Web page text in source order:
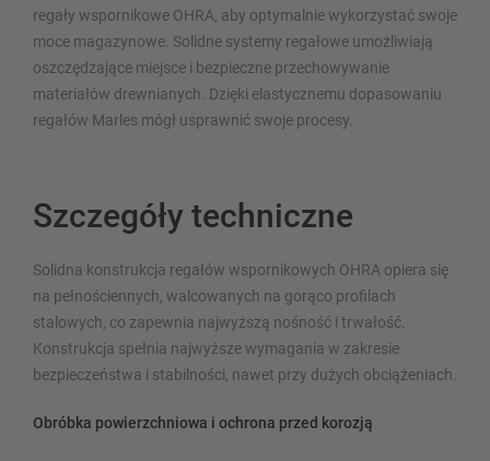
regały wspornikowe OHRA, aby optymalnie wykorzystać swoje
moce magazynowe. Solidne systemy regałowe umożliwiają
oszczędzające miejsce i bezpieczne przechowywanie
materiałów drewnianych. Dzięki elastycznemu dopasowaniu
regałów Marles mógł usprawnić swoje procesy.
Szczegóły techniczne
Solidna konstrukcja regałów wspornikowych OHRA opiera się
na pełnościennych, walcowanych na gorąco profilach
stalowych, co zapewnia najwyższą nośność i trwałość.
Konstrukcja spełnia najwyższe wymagania w zakresie
bezpieczeństwa i stabilności, nawet przy dużych obciążeniach.
Obróbka powierzchniowa i ochrona przed korozją